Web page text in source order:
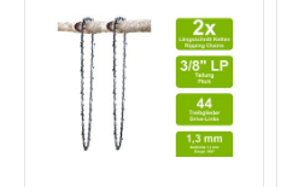
t
b